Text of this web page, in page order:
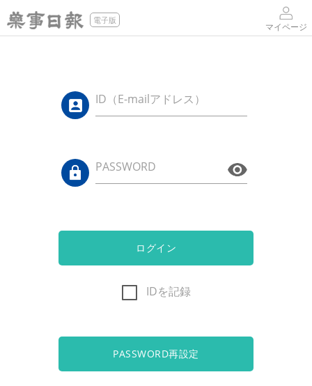
電子版
マイページ
ID（E-mailアドレス）
PASSWORD
ログイン
IDを記録
PASSWORD再設定